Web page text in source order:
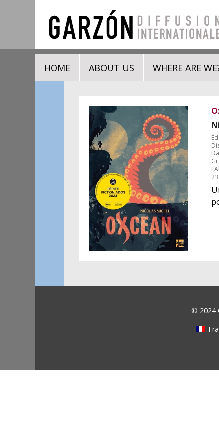
HOME ABOUT US WHERE ARE
© 2024